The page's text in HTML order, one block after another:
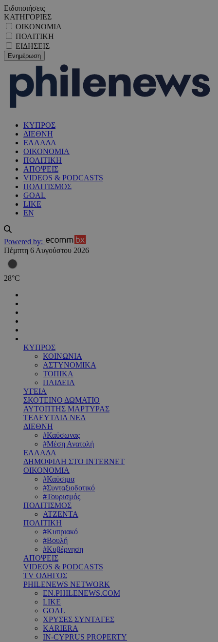
Ειδοποιήσεις
ΚΑΤΗΓΟΡΙΕΣ
ΟΙΚΟΝΟΜΙΑ
ΠΟΛΙΤΙΚΗ
ΕΙΔΗΣΕΙΣ
ΚΥΠΡΟΣ
ΔΙΕΘΝΗ
ΕΛΛΑΔΑ
ΟΙΚΟΝΟΜΙΑ
ΠΟΛΙΤΙΚΗ
ΑΠΟΨΕΙΣ
VIDEOS & PODCASTS
ΠΟΛΙΤΙΣΜΟΣ
GOAL
LIKE
EN
Powered by:
Πέμπτη 6 Αυγούστου 2026
28°C
ΚΥΠΡΟΣ
ΚΟΙΝΩΝΙΑ
ΑΣΤΥΝΟΜΙΚΑ
ΤΟΠΙΚΑ
ΠΑΙΔΕΙΑ
ΥΓΕΙΑ
ΣΚΟΤΕΙΝΟ ΔΩΜΑΤΙΟ
ΑΥΤΟΠΤΗΣ ΜΑΡΤΥΡΑΣ
ΤΕΛΕΥΤΑΙΑ ΝΕΑ
ΔΙΕΘΝΗ
#Καύσωνας
#Μέση Ανατολή
ΕΛΛΑΔΑ
ΔΗΜΟΦΙΛΗ ΣΤΟ INTERNET
ΟΙΚΟΝΟΜΙΑ
#Καύσιμα
#Συνταξιοδοτικό
#Τουρισμός
ΠΟΛΙΤΙΣΜΟΣ
ΑΤΖΕΝΤΑ
ΠΟΛΙΤΙΚΗ
#Κυπριακό
#Βουλή
#Κυβέρνηση
ΑΠΟΨΕΙΣ
VIDEOS & PODCASTS
TV ΟΔΗΓΟΣ
PHILENEWS NETWORK
EN.PHILENEWS.COM
LIKE
GOAL
ΧΡΥΣΕΣ ΣΥΝΤΑΓΕΣ
KARIERA
IN-CYPRUS PROPERTY